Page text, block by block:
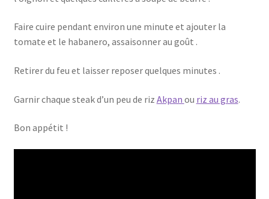
Faire cuire pendant environ une minute et ajouter la
tomate et le habanero, assaisonner au goût .
Retirer du feu et laisser reposer quelques minutes .
Garnir chaque steak d’un peu de riz Akpan ou riz au gras.
Bon appétit !